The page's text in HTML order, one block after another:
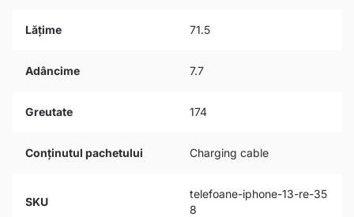
Lățime 71.5
Adâncime 7.7
Greutate 174
Conținutul pachetului Charging cable
SKU
telefoane-iphone-13-re-35
8